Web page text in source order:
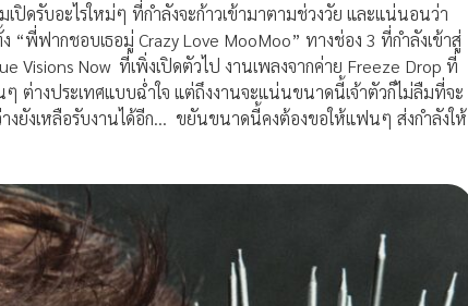
ดรับอะไรใหม่ๆ ที่กำลังจะก้าวเข้ามาตามช่วงวัย และแน่นอนว่า
พี่ฟากชอบเธอมู่ Crazy Love MooMoo” ทางช่อง 3 ที่กำลังเข้าสู่
Visions Now ที่เพิ่งเปิดตัวไป งานเพลงจากค่าย Freeze Drop ที่
ต่างประเทศแบบฉ่ำใจ แต่ถึงงานจะแน่นขนาดนี้เจ้าตัวก็ไม่ลืมที่จะ
ยังเหลือรับงานได้อีก… ขยันขนาดนี้คงต้องขอให้แฟนๆ ส่งกำลังให้